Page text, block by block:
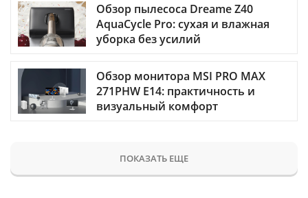
Обзор пылесоса Dreame Z40
AquaCycle Pro: сухая и влажная
уборка без усилий
Обзор монитора MSI PRO MAX
271PHW E14: практичность и
визуальный комфорт
ПОКАЗАТЬ ЕЩЕ